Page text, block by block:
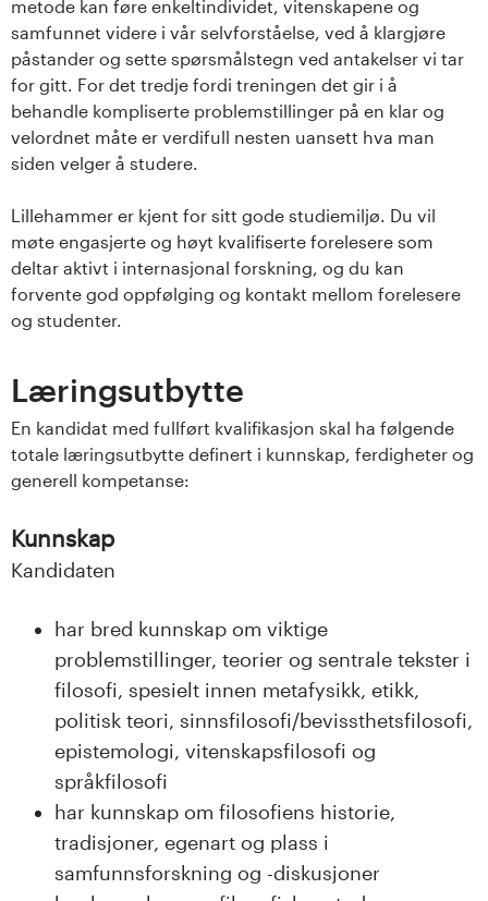
metode kan føre enkeltindividet, vitenskapene og
samfunnet videre i vår selvforståelse, ved å klargjøre
påstander og sette spørsmålstegn ved antakelser vi tar
for gitt. For det tredje fordi treningen det gir i å
behandle kompliserte problemstillinger på en klar og
velordnet måte er verdifull nesten uansett hva man
siden velger å studere.
Lillehammer er kjent for sitt gode studiemiljø. Du vil
møte engasjerte og høyt kvalifiserte forelesere som
deltar aktivt i internasjonal forskning, og du kan
forvente god oppfølging og kontakt mellom forelesere
og studenter.
Læringsutbytte
En kandidat med fullført kvalifikasjon skal ha følgende
totale læringsutbytte definert i kunnskap, ferdigheter og
generell kompetanse:
Kunnskap
Kandidaten
har bred kunnskap om viktige
problemstillinger, teorier og sentrale tekster i
filosofi, spesielt innen metafysikk, etikk,
politisk teori, sinnsfilosofi/bevissthetsfilosofi,
epistemologi, vitenskapsfilosofi og
språkfilosofi
har kunnskap om filosofiens historie,
tradisjoner, egenart og plass i
samfunnsforskning og -diskusjoner